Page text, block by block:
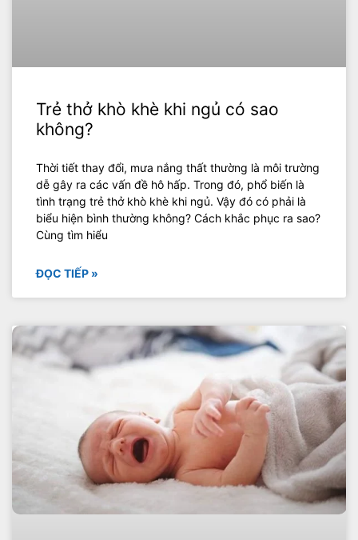
Trẻ thở khò khè khi ngủ có sao
không?
Thời tiết thay đổi, mưa nắng thất thường là môi trường
dễ gây ra các vấn đề hô hấp. Trong đó, phổ biến là
tình trạng trẻ thở khò khè khi ngủ. Vậy đó có phải là
biểu hiện bình thường không? Cách khắc phục ra sao?
Cùng tìm hiểu
ĐỌC TIẾP »